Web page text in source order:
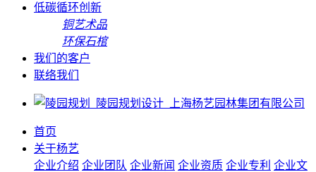
低碳循环创新
铜艺术品
环保石棺
我们的客户
联络我们
首页
关于杨艺
企业介绍 企业团队 企业新闻 企业资质 企业专利 企业文